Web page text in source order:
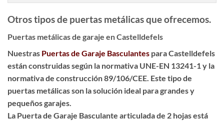
Otros tipos de puertas metálicas que ofrecemos.
Puertas metálicas de garaje en Castelldefels
Nuestras Puertas de Garaje Basculantes para Castelldefels
están construidas según la normativa UNE-EN 13241-1 y la
normativa de construcción 89/106/CEE. Este tipo de
puertas metálicas son la solución ideal para grandes y
pequeños garajes.
La Puerta de Garaje Basculante articulada de 2 hojas está